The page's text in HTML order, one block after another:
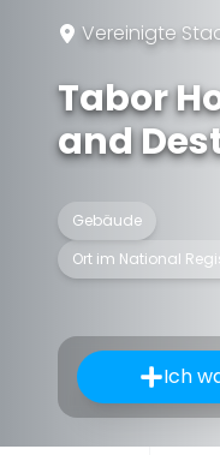
Vereinigte
Tabor
and
Gebäude
Ort im National
Ich